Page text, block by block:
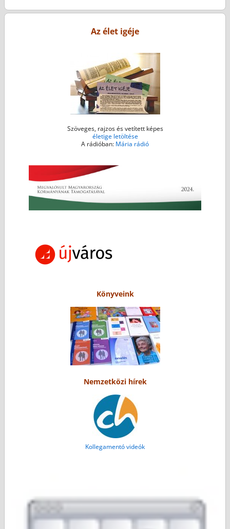
Az élet igéje
Szöveges, rajzos és vetített képes
életige letöltése
A rádióban: Mária rádió
Könyveink
Nemzetközi hírek
Kollegamentó videók